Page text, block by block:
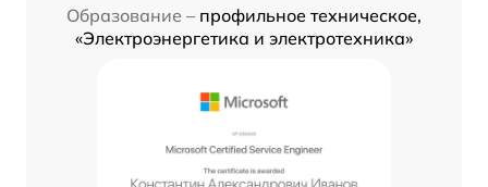
Образование – профильное техническое,
«Электроэнергетика и электротехника»